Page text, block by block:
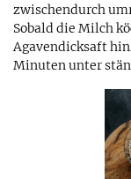
zwischendurch
Sobald die Milch
Agavendicksaft
Minuten unter